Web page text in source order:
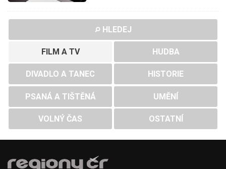
HLEDEJ
FILM A TV HUDBA
DIVADLO A TANEC HISTORIE
PSANÁ A TIŠTĚNÁ UMĚNÍ
VOLNÝ ČAS OSTATNÍ